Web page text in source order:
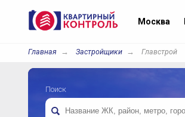
Москва
Главная Застройщики Главстрой
Поиск